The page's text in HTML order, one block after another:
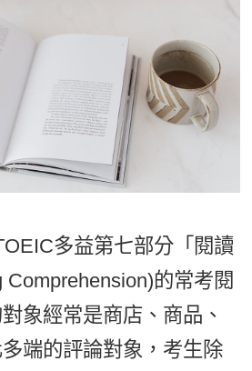
課程
程
多益第七部分「閱讀
的常考閱
象經常是商店、商品、
端的評論對象，考生除